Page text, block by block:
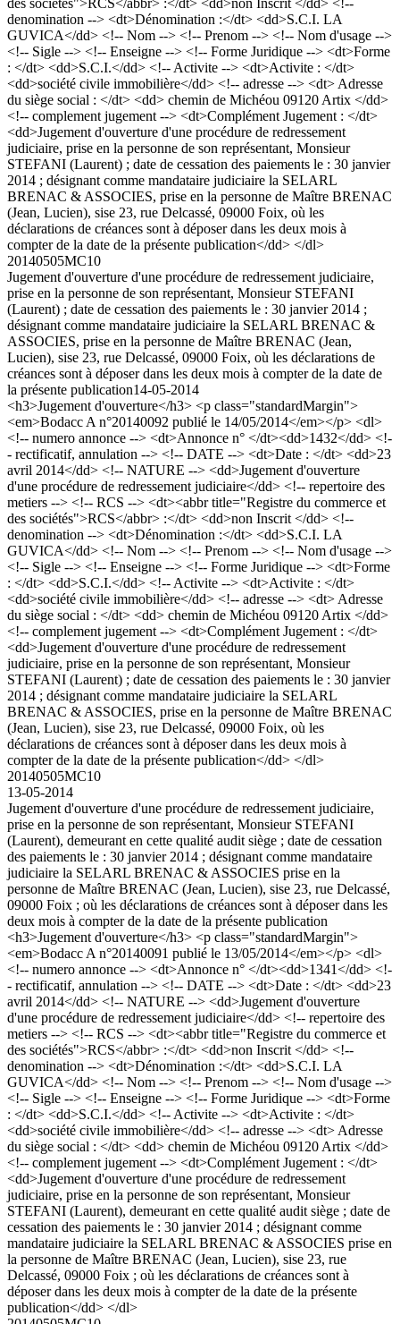
denomination --> <dt>Dénomination :</dt> <dd>S.C.I. LA
GUVICA</dd> <!-- Nom --> <!-- Prenom --> <!-- Nom d'usage -->
<!-- Sigle --> <!-- Enseigne --> <!-- Forme Juridique --> <dt>Forme
: </dt> <dd>S.C.I.</dd> <!-- Activite --> <dt>Activite : </dt>
<dd>société civile immobilière</dd> <!-- adresse --> <dt> Adresse
du siège social : </dt> <dd> chemin de Michéou 09120 Artix </dd>
<!-- complement jugement --> <dt>Complément Jugement : </dt>
<dd>Jugement d'ouverture d'une procédure de redressement
judiciaire, prise en la personne de son représentant, Monsieur
STEFANI (Laurent) ; date de cessation des paiements le : 30 janvier
2014 ; désignant comme mandataire judiciaire la SELARL
BRENAC & ASSOCIES, prise en la personne de Maître BRENAC
(Jean, Lucien), sise 23, rue Delcassé, 09000 Foix, où les
déclarations de créances sont à déposer dans les deux mois à
compter de la date de la présente publication</dd> </dl>
20140505MC10
Jugement d'ouverture d'une procédure de redressement judiciaire,
prise en la personne de son représentant, Monsieur STEFANI
(Laurent) ; date de cessation des paiements le : 30 janvier 2014 ;
désignant comme mandataire judiciaire la SELARL BRENAC &
ASSOCIES, prise en la personne de Maître BRENAC (Jean,
Lucien), sise 23, rue Delcassé, 09000 Foix, où les déclarations de
créances sont à déposer dans les deux mois à compter de la date de
la présente publication14-05-2014
<h3>Jugement d'ouverture</h3> <p class="standardMargin">
<em>Bodacc A n°20140092 publié le 14/05/2014</em></p> <dl>
<!-- numero annonce --> <dt>Annonce n° </dt><dd>1432</dd> <!-
- rectificatif, annulation --> <!-- DATE --> <dt>Date : </dt> <dd>23
avril 2014</dd> <!-- NATURE --> <dd>Jugement d'ouverture
d'une procédure de redressement judiciaire</dd> <!-- repertoire des
metiers --> <!-- RCS --> <dt><abbr title="Registre du commerce et
des sociétés">RCS</abbr> :</dt> <dd>non Inscrit </dd> <!--
denomination --> <dt>Dénomination :</dt> <dd>S.C.I. LA
GUVICA</dd> <!-- Nom --> <!-- Prenom --> <!-- Nom d'usage -->
<!-- Sigle --> <!-- Enseigne --> <!-- Forme Juridique --> <dt>Forme
: </dt> <dd>S.C.I.</dd> <!-- Activite --> <dt>Activite : </dt>
<dd>société civile immobilière</dd> <!-- adresse --> <dt> Adresse
du siège social : </dt> <dd> chemin de Michéou 09120 Artix </dd>
<!-- complement jugement --> <dt>Complément Jugement : </dt>
<dd>Jugement d'ouverture d'une procédure de redressement
judiciaire, prise en la personne de son représentant, Monsieur
STEFANI (Laurent) ; date de cessation des paiements le : 30 janvier
2014 ; désignant comme mandataire judiciaire la SELARL
BRENAC & ASSOCIES, prise en la personne de Maître BRENAC
(Jean, Lucien), sise 23, rue Delcassé, 09000 Foix, où les
déclarations de créances sont à déposer dans les deux mois à
compter de la date de la présente publication</dd> </dl>
20140505MC10
13-05-2014
Jugement d'ouverture d'une procédure de redressement judiciaire,
prise en la personne de son représentant, Monsieur STEFANI
(Laurent), demeurant en cette qualité audit siège ; date de cessation
des paiements le : 30 janvier 2014 ; désignant comme mandataire
judiciaire la SELARL BRENAC & ASSOCIES prise en la
personne de Maître BRENAC (Jean, Lucien), sise 23, rue Delcassé,
09000 Foix ; où les déclarations de créances sont à déposer dans les
deux mois à compter de la date de la présente publication
<h3>Jugement d'ouverture</h3> <p class="standardMargin">
<em>Bodacc A n°20140091 publié le 13/05/2014</em></p> <dl>
<!-- numero annonce --> <dt>Annonce n° </dt><dd>1341</dd> <!-
- rectificatif, annulation --> <!-- DATE --> <dt>Date : </dt> <dd>23
avril 2014</dd> <!-- NATURE --> <dd>Jugement d'ouverture
d'une procédure de redressement judiciaire</dd> <!-- repertoire des
metiers --> <!-- RCS --> <dt><abbr title="Registre du commerce et
des sociétés">RCS</abbr> :</dt> <dd>non Inscrit </dd> <!--
denomination --> <dt>Dénomination :</dt> <dd>S.C.I. LA
GUVICA</dd> <!-- Nom --> <!-- Prenom --> <!-- Nom d'usage -->
<!-- Sigle --> <!-- Enseigne --> <!-- Forme Juridique --> <dt>Forme
: </dt> <dd>S.C.I.</dd> <!-- Activite --> <dt>Activite : </dt>
<dd>société civile immobilière</dd> <!-- adresse --> <dt> Adresse
du siège social : </dt> <dd> chemin de Michéou 09120 Artix </dd>
<!-- complement jugement --> <dt>Complément Jugement : </dt>
<dd>Jugement d'ouverture d'une procédure de redressement
judiciaire, prise en la personne de son représentant, Monsieur
STEFANI (Laurent), demeurant en cette qualité audit siège ; date de
cessation des paiements le : 30 janvier 2014 ; désignant comme
mandataire judiciaire la SELARL BRENAC & ASSOCIES prise en
la personne de Maître BRENAC (Jean, Lucien), sise 23, rue
Delcassé, 09000 Foix ; où les déclarations de créances sont à
déposer dans les deux mois à compter de la date de la présente
publication</dd> </dl>